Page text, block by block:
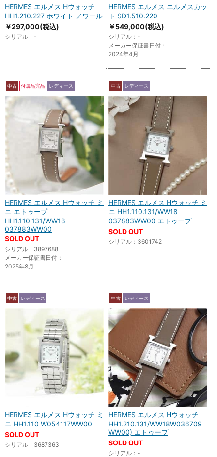
HERMES エルメス Hウォッチ
HH1.210.227 ホワイト ノワール
￥297,000(税込)
シリアル：-
HERMES エルメス エルメスカッ
ト SD1.510.220
￥549,000(税込)
シリアル：-
メーカー保証書日付：
2024年4月
中古 付属品完品 レディース
HERMES エルメス Hウォッチ ミ
ニ エトゥープ
HH1.110.131/WW18
037883WW00
SOLD OUT
シリアル：3897688
メーカー保証書日付：
2025年8月
中古 レディース
HERMES エルメス Hウォッチ ミ
ニ HH1.110.131/WW18
037883WW00 エトゥープ
SOLD OUT
シリアル：3601742
中古 レディース
HERMES エルメス Hウォッチ ミ
ニ HH1.110 W054117WW00
SOLD OUT
シリアル：3687363
中古 レディース
HERMES エルメス Hウォッチ
HH1.210.131/WW18W036709
WW00) エトゥープ
SOLD OUT
シリアル：-